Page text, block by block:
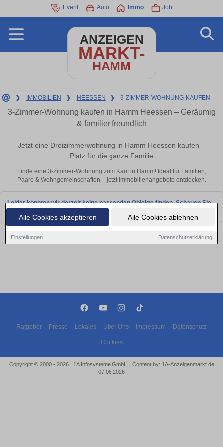
Alle Cookies akzeptieren Alle Cookies ablehnen
Einstellungen Datenschutzerklärung
Event Auto Immo Job
ANZEIGEN
MARKT-
HAMM
❯ IMMOBILIEN ❯ HEESSEN ❯ 3-ZIMMER-WOHNUNG-KAUFEN
3-Zimmer-Wohnung kaufen in Hamm Heessen – Geräumig
& familienfreundlich
Jetzt eine Dreizimmerwohnung in Hamm Heessen kaufen –
Platz für die ganze Familie
Finde eine 3-Zimmer-Wohnung zum Kauf in Hamm! Ideal für Familien,
Paare & Wohngemeinschaften – jetzt Immobilienangebote entdecken.
Leider konnten wir derzeit keine passenden Objekte finden. Schauen Sie
Ratgeber Presse Lokales Über Uns Impressum Datenschutz
Cookies
Copyright © 2000 - 2026 | 1A Infosysteme GmbH | Content by: 1A-Anzeigenmarkt.de
07.08.2026